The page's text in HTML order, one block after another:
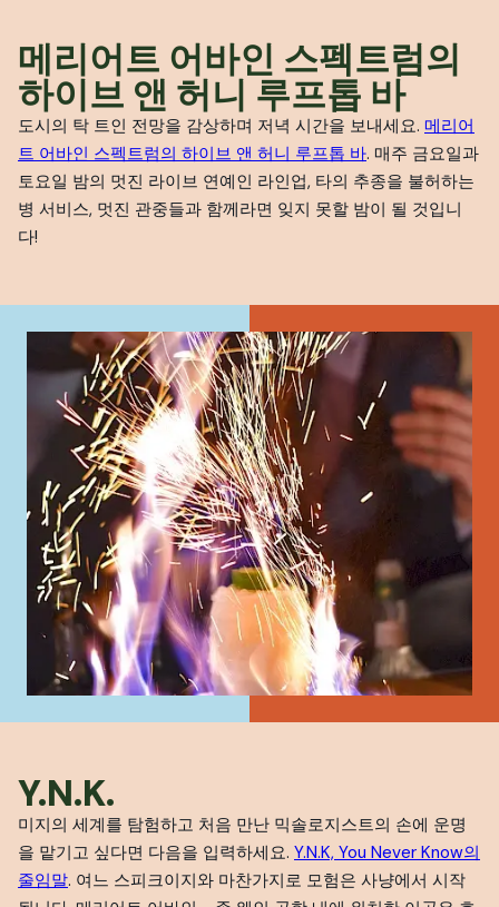
메리어트 어바인 스펙트럼의
하이브 앤 허니 루프톱 바
도시의 탁 트인 전망을 감상하며 저녁 시간을 보내세요. 메리어
트 어바인 스펙트럼의 하이브 앤 허니 루프톱 바. 매주 금요일과
토요일 밤의 멋진 라이브 연예인 라인업, 타의 추종을 불허하는
병 서비스, 멋진 관중들과 함께라면 잊지 못할 밤이 될 것입니
다!
Y.N.K.
미지의 세계를 탐험하고 처음 만난 믹솔로지스트의 손에 운명
을 맡기고 싶다면 다음을 입력하세요. Y.N.K, You Never Know의
줄임말. 여느 스피크이지와 마찬가지로 모험은 사냥에서 시작